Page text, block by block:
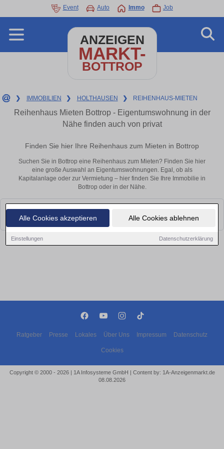
Alle Cookies akzeptieren Alle Cookies ablehnen
Einstellungen Datenschutzerklärung
Event Auto Immo Job
ANZEIGEN
MARKT-
BOTTROP
❯ IMMOBILIEN ❯ HOLTHAUSEN ❯ REIHENHAUS-MIETEN
Reihenhaus Mieten Bottrop - Eigentumswohnung in der
Nähe finden auch von privat
Finden Sie hier Ihre Reihenhaus zum Mieten in Bottrop
Suchen Sie in Bottrop eine Reihenhaus zum Mieten? Finden Sie hier
eine große Auswahl an Eigentumswohnungen. Egal, ob als
Kapitalanlage oder zur Vermietung – hier finden Sie Ihre Immobilie in
Bottrop oder in der Nähe.
Leider konnten wir derzeit keine passenden Objekte finden. Schauen Sie
bald wieder vorbei!
Ratgeber Presse Lokales Über Uns Impressum Datenschutz
Cookies
Copyright © 2000 - 2026 | 1A Infosysteme GmbH | Content by: 1A-Anzeigenmarkt.de
08.08.2026